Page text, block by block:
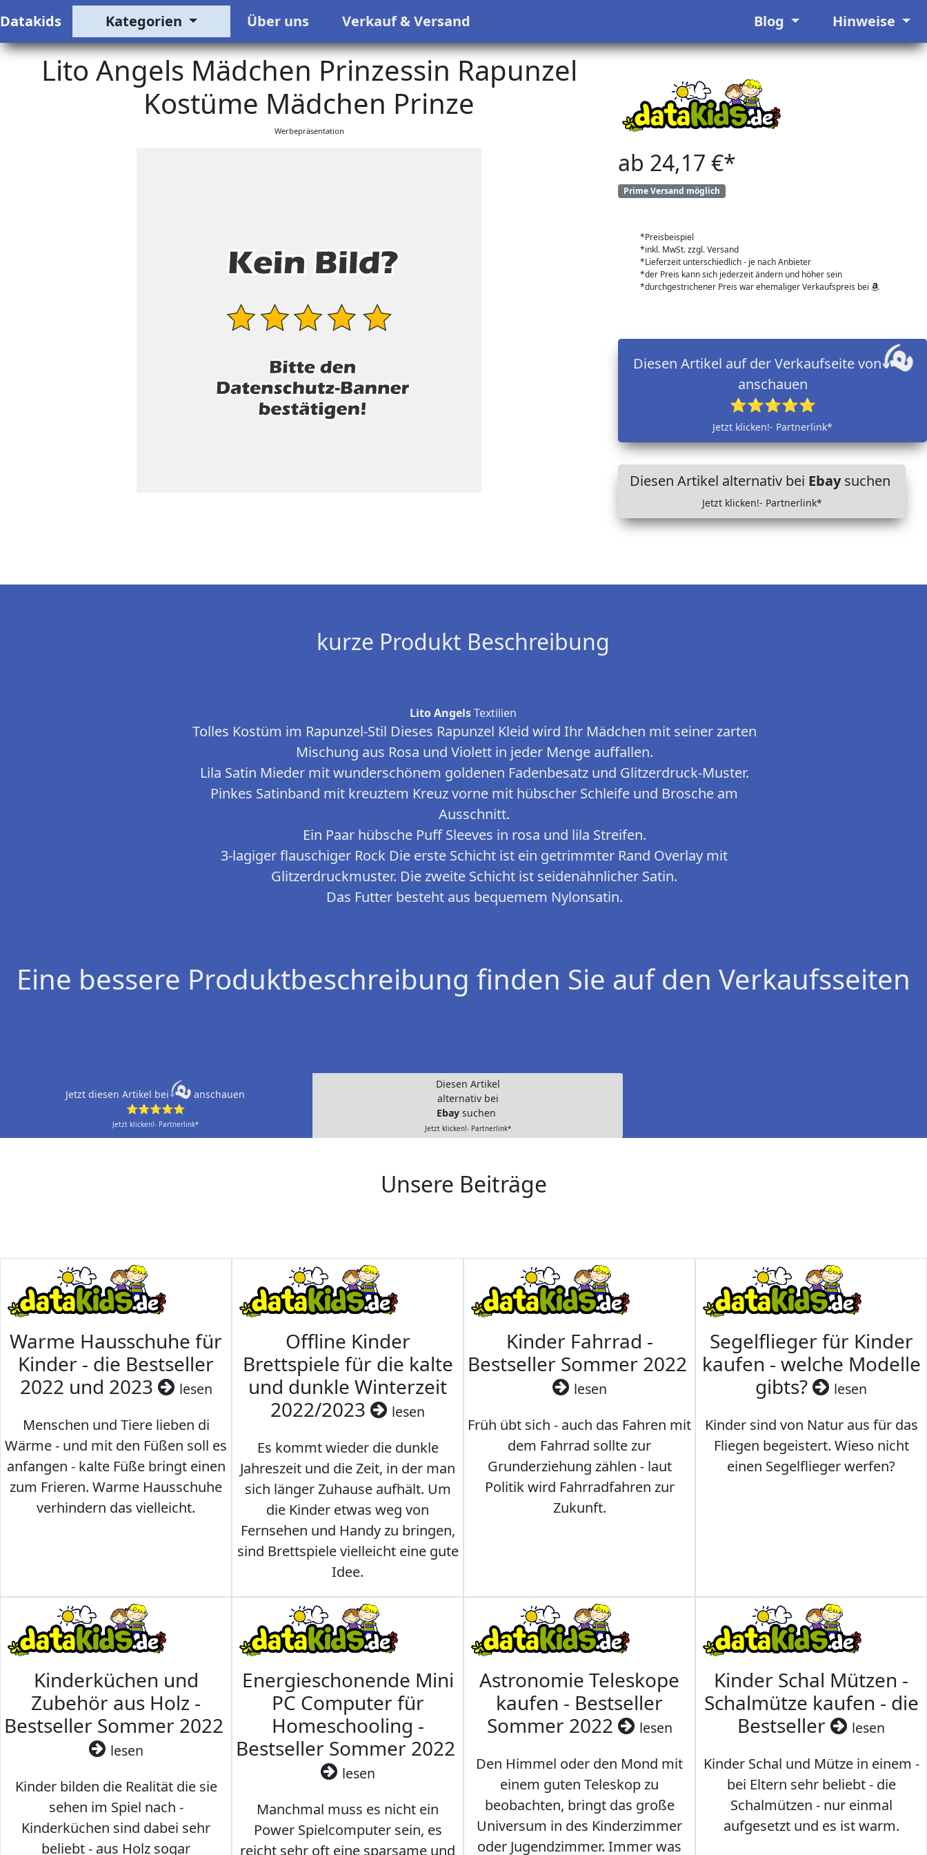
Datakids Kategorien Über uns Verkauf & Versand Blog Hinweise
Lito Angels Mädchen Prinzessin Rapunzel
Kostüme Mädchen Prinze
Werbepräsentation
ab 24,17 €*
Prime Versand möglich
*Preisbeispiel
*inkl. MwSt. zzgl. Versand
*Lieferzeit unterschiedlich - je nach Anbieter
*der Preis kann sich jederzeit ändern und höher sein
*durchgestrichener Preis war ehemaliger Verkaufspreis bei
Diesen Artikel auf der Verkaufseite von
anschauen
⭐⭐⭐⭐⭐
Jetzt klicken!- Partnerlink*
Diesen Artikel alternativ bei Ebaysuchen
Jetzt klicken!- Partnerlink*
kurze Produkt Beschreibung
Lito AngelsTextilien
Tolles Kostüm im Rapunzel-Stil Dieses Rapunzel Kleid wird Ihr Mädchen mit seiner zarten
Mischung aus Rosa und Violett in jeder Menge auffallen.
Lila Satin Mieder mit wunderschönem goldenen Fadenbesatz und Glitzerdruck-Muster.
Pinkes Satinband mit kreuztem Kreuz vorne mit hübscher Schleife und Brosche am
Ausschnitt.
Ein Paar hübsche Puff Sleeves in rosa und lila Streifen.
3-lagiger flauschiger Rock Die erste Schicht ist ein getrimmter Rand Overlay mit
Glitzerdruckmuster. Die zweite Schicht ist seidenähnlicher Satin.
Das Futter besteht aus bequemem Nylonsatin.
Eine bessere Produktbeschreibung finden Sie auf den Verkaufsseiten
Jetzt diesen Artikel bei
anschauen
⭐⭐⭐⭐⭐
Jetzt klicken!- Partnerlink*
Diesen Artikel
alternativ bei
Ebay suchen
Jetzt klicken!- Partnerlink*
Unsere Beiträge
Warme Hausschuhe für
Kinder - die Bestseller
2022 und 2023
lesen
Menschen und Tiere lieben di
Wärme - und mit den Füßen soll es
anfangen - kalte Füße bringt einen
zum Frieren. Warme Hausschuhe
verhindern das vielleicht.
Offline Kinder
Brettspiele für die kalte
und dunkle Winterzeit
2022/2023
lesen
Es kommt wieder die dunkle
Jahreszeit und die Zeit, in der man
sich länger Zuhause aufhält. Um
die Kinder etwas weg von
Fernsehen und Handy zu bringen,
sind Brettspiele vielleicht eine gute
Idee.
Kinder Fahrrad -
Bestseller Sommer 2022
lesen
Früh übt sich - auch das Fahren mit
dem Fahrrad sollte zur
Grunderziehung zählen - laut
Politik wird Fahrradfahren zur
Zukunft.
Segelflieger für Kinder
kaufen - welche Modelle
gibts?
lesen
Kinder sind von Natur aus für das
Fliegen begeistert. Wieso nicht
einen Segelflieger werfen?
Kinderküchen und
Zubehör aus Holz -
Bestseller Sommer 2022
lesen
Kinder bilden die Realität die sie
sehen im Spiel nach -
Kinderküchen sind dabei sehr
beliebt - aus Holz sogar
Energieschonende Mini
PC Computer für
Homeschooling -
Bestseller Sommer 2022
lesen
Manchmal muss es nicht ein
Power Spielcomputer sein, es
reicht sehr oft eine sparsame und
Astronomie Teleskope
kaufen - Bestseller
Sommer 2022
lesen
Den Himmel oder den Mond mit
einem guten Teleskop zu
beobachten, bringt das große
Universum in des Kinderzimmer
oder Jugendzimmer. Immer was
Kinder Schal Mützen -
Schalmütze kaufen - die
Bestseller
lesen
Kinder Schal und Mütze in einem -
bei Eltern sehr beliebt - die
Schalmützen - nur einmal
aufgesetzt und es ist warm.